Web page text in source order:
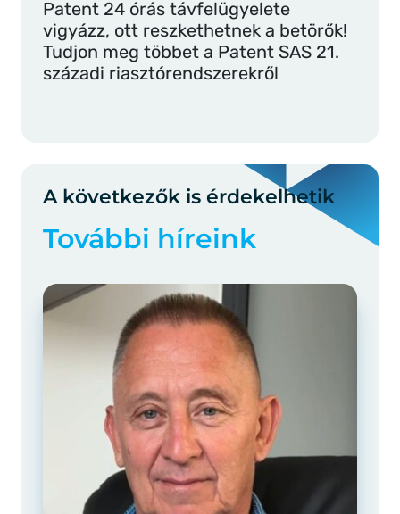
Patent 24 órás távfelügyelete
vigyázz, ott reszkethetnek a betörők!
Tudjon meg többet a Patent SAS 21.
századi riasztórendszerekről
A következők is érdekelhetik
További híreink